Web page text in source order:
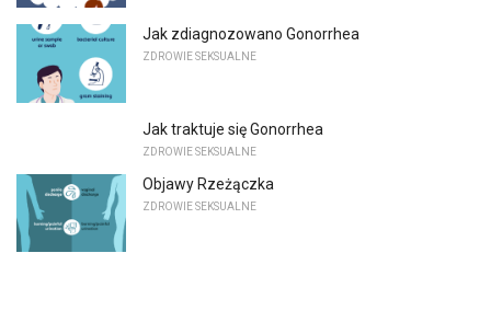
Jak zdiagnozowano Gonorrhea
ZDROWIE SEKSUALNE
Jak traktuje się Gonorrhea
ZDROWIE SEKSUALNE
Objawy Rzeżączka
ZDROWIE SEKSUALNE